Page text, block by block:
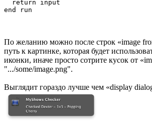
  return input
По желанию можно после строк «image
путь к картинке, которая будет
иконки, иначе просто сотрите кусок от
".../some/image.png".
Выглядит гораздо лучше чем «display